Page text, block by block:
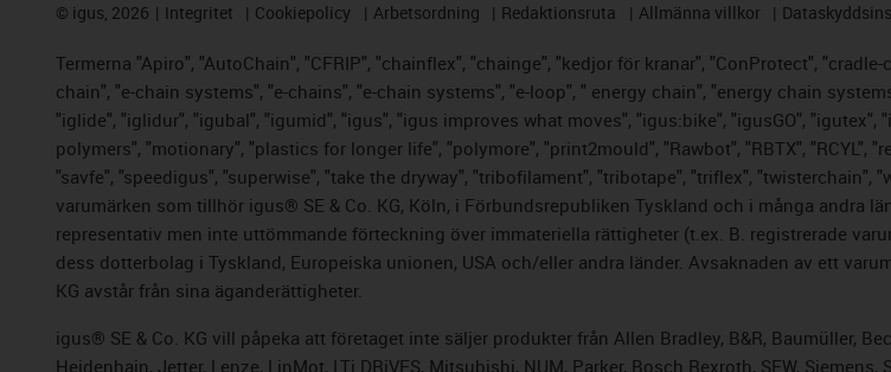
© igus, 2026 Integritet Cookiepolicy Arbetsordning Redaktionsruta Allmänna villkor
Termerna "Apiro", "AutoChain", "CFRIP", "chainflex", "chainge", "kedjor för kranar", "ConProtect",
chain", "e-chain systems", "e-chains", "e-chain systems", "e-loop", " energy chain", "energy chain
"iglide", "iglidur", "igubal", "igumid", "igus", "igus improves what moves", "igus:bike", "igusGO",
polymers", "motionary", "plastics for longer life", "polymore", "print2mould", "Rawbot", "RBTX", "RCYL",
"savfe", "speedigus", "superwise", "take the dryway", "tribofilament", "tribotape", "triflex",
varumärken som tillhör igus® SE & Co. KG, Köln, i Förbundsrepubliken Tyskland och i många andra
representativ men inte uttömmande förteckning över immateriella rättigheter (t.ex. B. registrerade
dess dotterbolag i Tyskland, Europeiska unionen, USA och/eller andra länder. Avsaknaden av ett
KG avstår från sina äganderättigheter.
igus® SE & Co. KG vill påpeka att företaget inte säljer produkter från Allen Bradley, B&R, Baumüller,
Heidenhain, Jetter, Lenze, LinMot, LTi DRiVES, Mitsubishi, NUM, Parker, Bosch Rexroth, SEW,